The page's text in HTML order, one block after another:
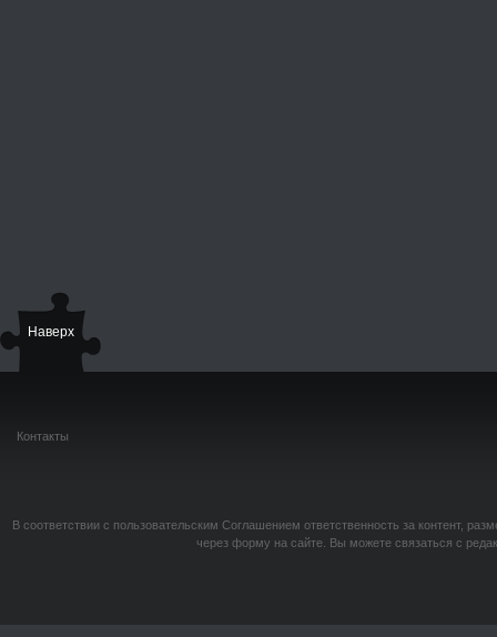
Наверх
Контакты
В соответствии с пользовательским Соглашением ответственность за контент,
через форму на сайте. Вы можете связаться с